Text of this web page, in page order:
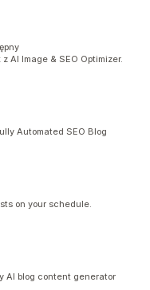
AI Image & SEO Optimizer.
Automated SEO Blog
on your schedule.
AI blog content generator